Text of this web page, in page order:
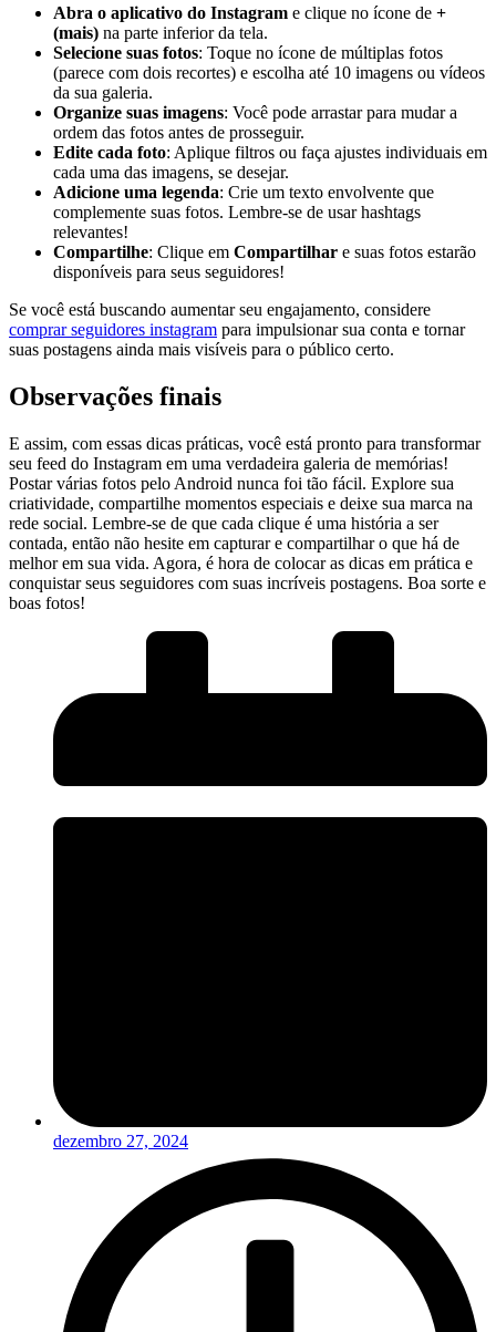
Abra o aplicativo do Instagram e‍ clique no ícone de +
(mais) na parte inferior ‌da tela.
Selecione suas fotos:⁣ Toque no ícone de múltiplas fotos
(parece com dois recortes) e ⁢escolha até‍ 10 imagens ou vídeos
da sua galeria.
Organize suas imagens: Você pode arrastar para mudar⁤ a
ordem das fotos‌ antes de prosseguir.
Edite cada foto: Aplique filtros ou ⁤faça ajustes ⁢individuais em
cada uma das imagens, se desejar.
Adicione uma legenda: Crie um texto envolvente que⁣
complemente suas fotos.‍ Lembre-se de usar hashtags​
relevantes!
Compartilhe: Clique em Compartilhar e suas fotos estarão
disponíveis para seus ‌seguidores!
Se ‌você ‌está buscando aumentar seu engajamento, considere
comprar seguidores instagram para impulsionar sua conta e tornar
suas postagens ainda mais visíveis para o público​ certo.
Observações finais
E assim, com essas dicas práticas, você está pronto para transformar
seu ⁢feed do Instagram em uma ‌verdadeira galeria de memórias!
‍Postar várias fotos pelo Android nunca foi tão fácil. Explore sua
criatividade, compartilhe momentos especiais e deixe sua marca na
rede social. Lembre-se de ‌que cada clique é‌ uma história a ser
contada, então não hesite em capturar e⁢ compartilhar ‍o que há de
melhor⁢ em sua vida. Agora, é hora de colocar as dicas em ‍prática‍ e
conquistar seus⁣ seguidores com ⁤suas incríveis postagens. Boa sorte e
boas fotos!
dezembro 27, 2024